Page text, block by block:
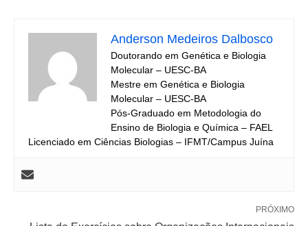
Anderson Medeiros Dalbosco
Doutorando em Genética e Biologia
Molecular – UESC-BA
Mestre em Genética e Biologia
Molecular – UESC-BA
Pós-Graduado em Metodologia do
Ensino de Biologia e Química – FAEL
Licenciado em Ciências Biologias – IFMT/Campus Juína
PRÓXIMO